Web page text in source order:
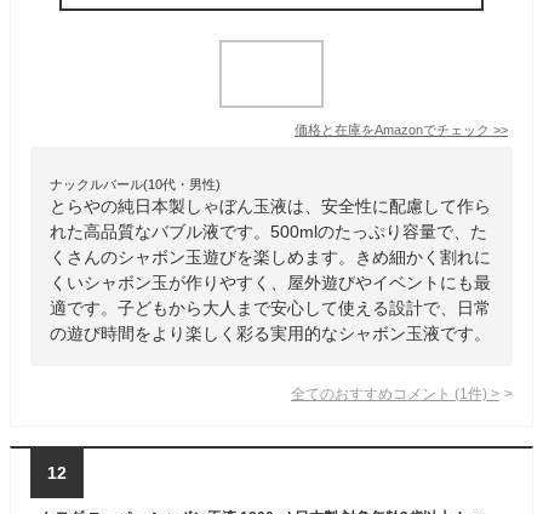
価格と在庫をAmazonでチェック >>
ナックルバール(10代・男性)
とらやの純日本製しゃぼん玉液は、安全性に配慮して作ら
れた高品質なバブル液です。500mlのたっぷり容量で、た
くさんのシャボン玉遊びを楽しめます。きめ細かく割れに
くいシャボン玉が作りやすく、屋外遊びやイベントにも最
適です。子どもから大人まで安心して使える設計で、日常
の遊び時間をより楽しく彩る実用的なシャボン玉液です。
全てのおすすめコメント (1 件) >
12